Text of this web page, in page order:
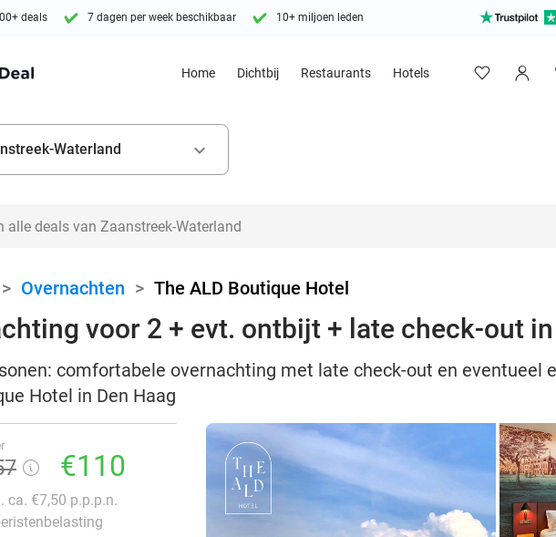
deals 7 dagen per week beschikbaar 10+ miljoen leden
Home Dichtbij Restaurants Hotels
Waterland keyboard_arrow_down
> Overnachten > The ALD Boutique Hotel
voor 2 + evt. ontbijt + late check-out
comfortabele overnachting met late check-out en eventueel
Hotel in Den Haag
€110
ca. €7,50 p.p.p.n.